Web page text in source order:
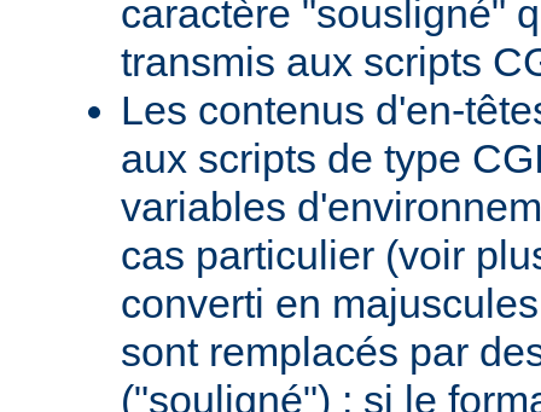
caractère "sousligné"
transmis aux scripts
Les contenus d'en-
aux scripts de type
variables
cas particulier (voir
converti en
sont remplacés par
("souligné") ; si le